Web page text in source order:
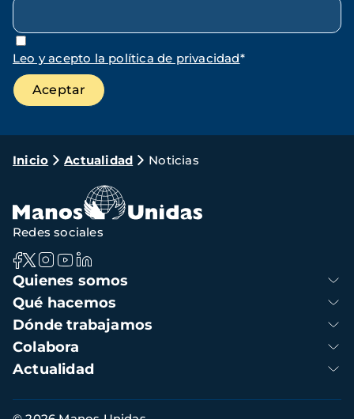
Leo y acepto la política de privacidad*
Ruta
navegación
Inicio Actualidad Noticias
Navegación
principal
Quienes somos
Qué hacemos
Dónde trabajamos
Colabora
Actualidad
Redes sociales